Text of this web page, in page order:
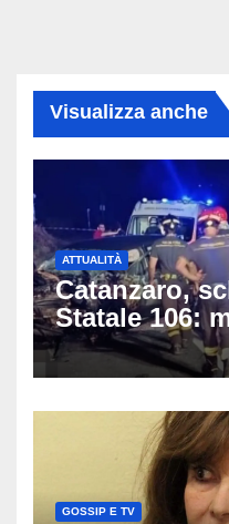
Visualizza anche
ATTUALITÀ
Catanzaro,
Statale 106:
coinvolti
una moto
GOSSIP E TV